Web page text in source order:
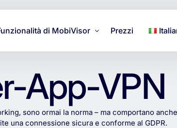
di MobiVisor
e Protezione dei Dati
Prezzi
العربيةApp-VPN
sono ormai la norma – ma comportano anche
una connessione sicura e conforme al GDPR.